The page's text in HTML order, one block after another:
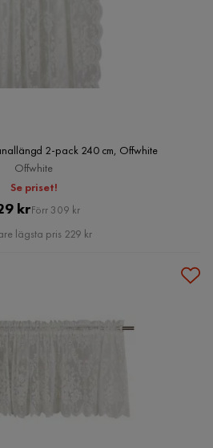
2-pack 240 cm, Offwhite
Offwhite
Se priset!
Pris
krOriginal
Pris
Förr 309 kr
lägsta pris 229 kr